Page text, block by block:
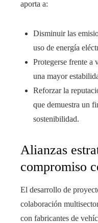
aporta a:
Disminuir las
uso de energía
Protegerse frente a
una mayor
Reforzar la
que demuestra un
sostenibilidad.
Alianzas
compromiso
El desarrollo de
colaboración
con fabricantes de